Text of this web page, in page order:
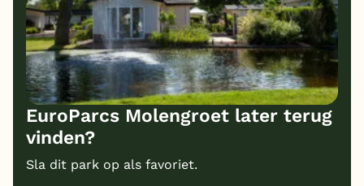
EuroParcs Molengroet later terug
vinden?
Sla dit park op als favoriet.